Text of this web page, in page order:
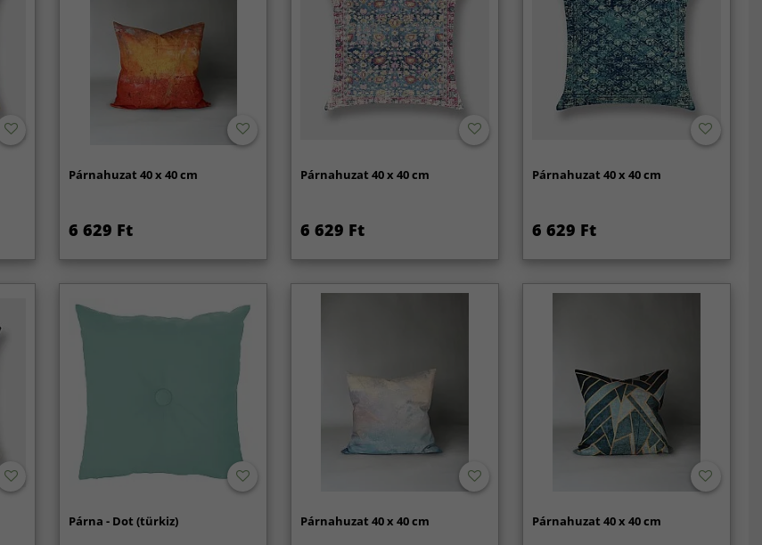
Párnahuzat 40 x 40 cm
6 629 Ft
Párnahuzat 40 x 40 cm
6 629 Ft
Párnahuzat 40 x 40 cm
6 629 Ft
Párna - Dot (türkiz) Párnahuzat 40 x 40 cm Párnahuzat 40 x 40 cm